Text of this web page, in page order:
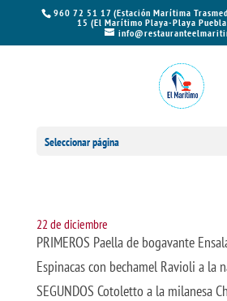
960 72 51 17 (Estación Marítima
15 (El Marítimo Playa-Playa
Seleccionar página
22 de diciembre
PRIMEROS Paella de bogavante
Espinacas con bechamel Ravioli a la
SEGUNDOS Cotoletto a la milanesa